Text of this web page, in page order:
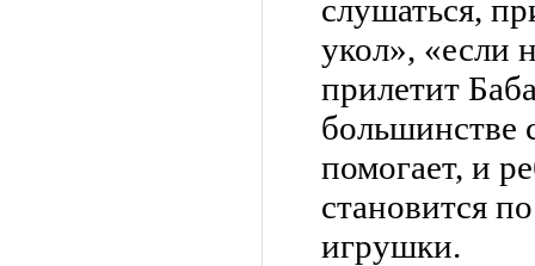
слушаться,
укол», «если
прилетит
большинстве
помогает, и
становится
игрушки.